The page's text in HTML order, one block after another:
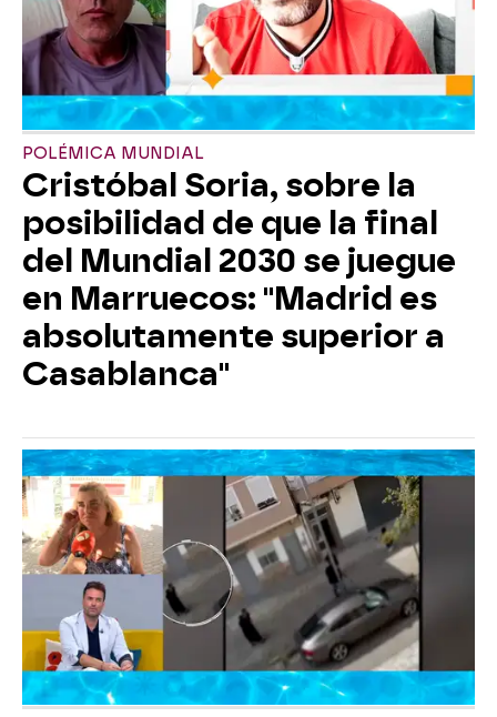
POLÉMICA MUNDIAL
Cristóbal Soria, sobre la
posibilidad de que la final
del Mundial 2030 se juegue
en Marruecos: "Madrid es
absolutamente superior a
Casablanca"